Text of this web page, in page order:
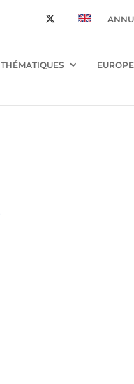
THÉMATIQUES EUROPE